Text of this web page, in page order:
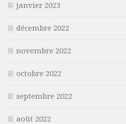
janvier 2023
décembre 2022
novembre 2022
octobre 2022
septembre 2022
août 2022